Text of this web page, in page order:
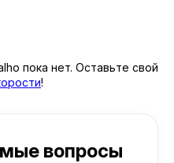
пока нет. Оставьте свой
!
вопросы